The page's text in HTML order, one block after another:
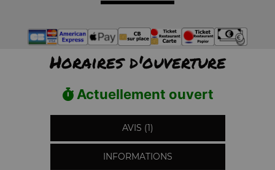
Horaires d'ouverture
Actuellement ouvert
AVIS (1)
INFORMATIONS